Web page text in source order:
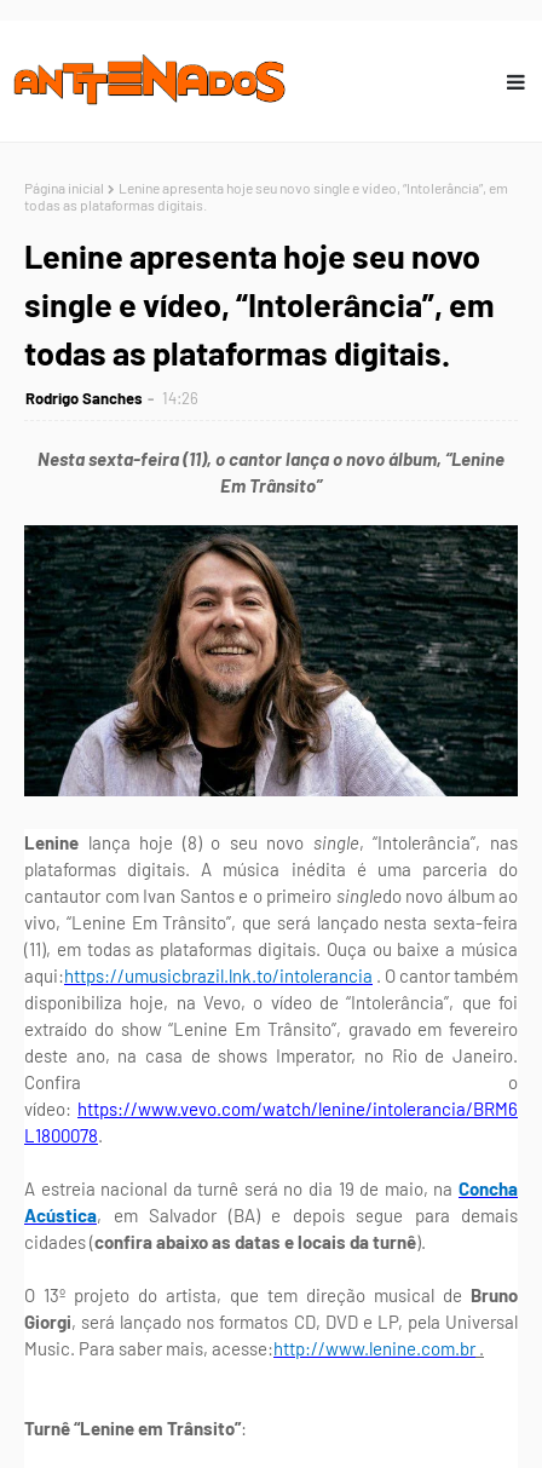
Página inicial
Lenine apresenta hoje seu novo single e vídeo, “Intolerância”, em
todas as plataformas digitais.
Lenine apresenta hoje seu novo
single e vídeo, “Intolerância”, em
todas as plataformas digitais.
Rodrigo Sanches 14:26
Nesta sexta-feira (11), o cantor lança o novo álbum, “Lenine
Em Trânsito”
Lenine lança hoje (8) o seu novo single, “Intolerância”, nas
plataformas digitais. A música inédita é uma parceria do
cantautor com Ivan Santos e o primeiro singledo novo álbum ao
vivo, “Lenine Em Trânsito”, que será lançado nesta sexta-feira
(11), em todas as plataformas digitais. Ouça ou baixe a música
aqui:https://umusicbrazil.lnk.to/intolerancia . O cantor também
disponibiliza hoje, na Vevo, o vídeo de “Intolerância”, que foi
extraído do show “Lenine Em Trânsito”, gravado em fevereiro
deste ano, na casa de shows Imperator, no Rio de Janeiro.
Confira o
vídeo: https://www.vevo.com/watch/lenine/intolerancia/BRM6
L1800078.
A estreia nacional da turnê será no dia 19 de maio, na Concha
Acústica, em Salvador (BA) e depois segue para demais
cidades (confira abaixo as datas e locais da turnê).
O 13º projeto do artista, que tem direção musical de Bruno
Giorgi, será lançado nos formatos CD, DVD e LP, pela Universal
Music. Para saber mais, acesse:http://www.lenine.com.br.
Turnê “Lenine em Trânsito”: